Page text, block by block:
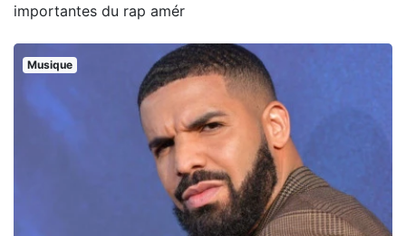
importantes du rap amér
Musique